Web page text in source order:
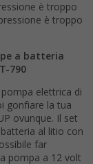
è troppo
è troppo
a batteria
790
elettrica di
gonfiare la tua
ovunque. Il set
al litio con
far
pompa a 12 volt